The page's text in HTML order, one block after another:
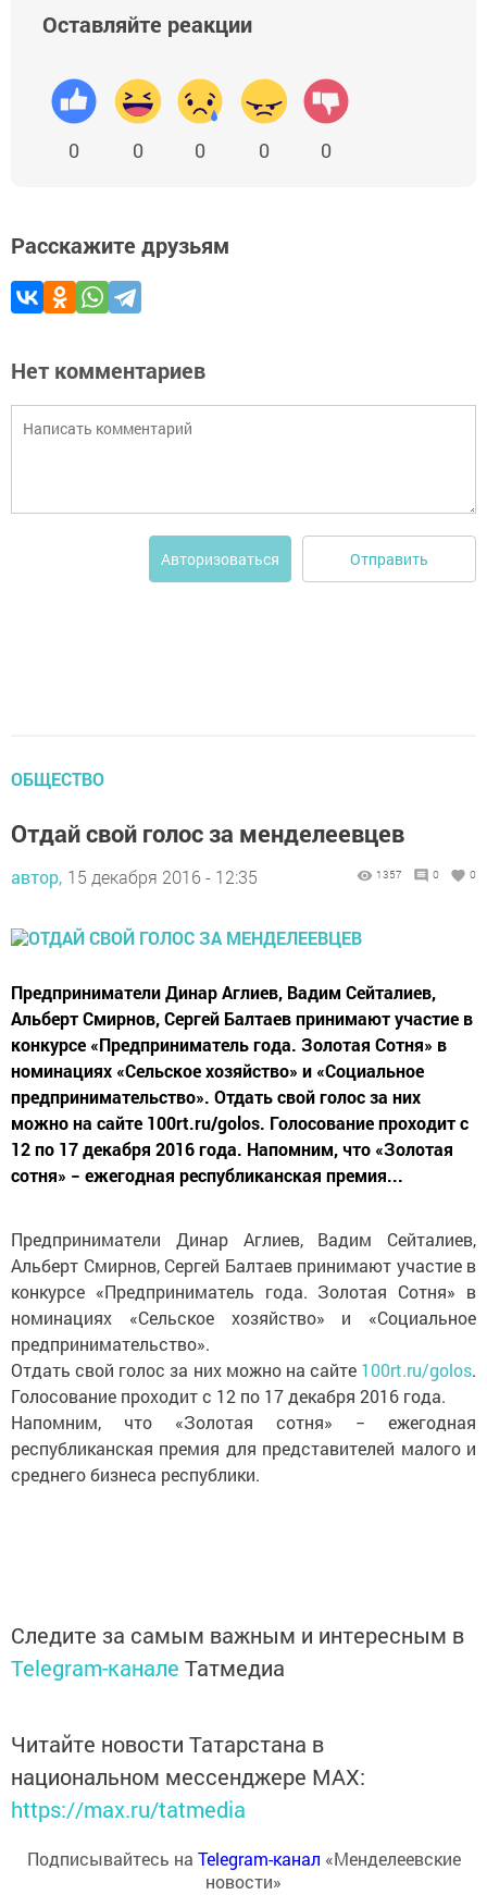
Оставляйте реакции
0 0 0 0 0
Расскажите друзьям
Нет комментариев
Авторизоваться Отправить
ОБЩЕСТВО
Отдай свой голос за менделеевцев
автор, 15 декабря 2016 - 12:35 1357 0 0
Предприниматели Динар Аглиев, Вадим Сейталиев,
Альберт Смирнов, Сергей Балтаев принимают участие в
конкурсе «Предприниматель года. Золотая Сотня» в
номинациях «Сельское хозяйство» и «Социальное
предпринимательство». Отдать свой голос за них
можно на сайте 100rt.ru/golos. Голосование проходит с
12 по 17 декабря 2016 года. Напомним, что «Золотая
сотня» − ежегодная республиканская премия...
Предприниматели Динар Аглиев, Вадим Сейталиев,
Альберт Смирнов, Сергей Балтаев принимают участие в
конкурсе «Предприниматель года. Золотая Сотня» в
номинациях «Сельское хозяйство» и «Социальное
предпринимательство».
Отдать свой голос за них можно на сайте 100rt.ru/golos.
Голосование проходит с 12 по 17 декабря 2016 года.
Напомним, что «Золотая сотня» − ежегодная
республиканская премия для представителей малого и
среднего бизнеса республики.
Следите за самым важным и интересным в
Telegram-канале Татмедиа
Читайте новости Татарстана в
национальном мессенджере MАХ:
https://max.ru/tatmedia
Подписывайтесь на Telegram-канал «Менделеевские
новости»